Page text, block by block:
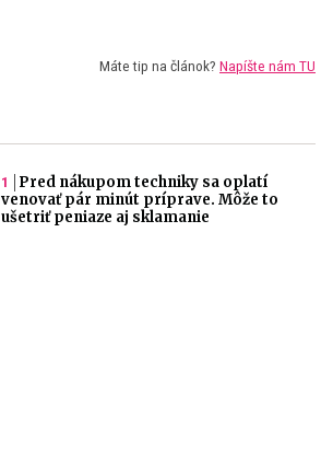
Máte tip na článok? Napíšte nám TU
Pred nákupom techniky sa oplatí
venovať pár minút príprave. Môže to
ušetriť peniaze aj sklamanie